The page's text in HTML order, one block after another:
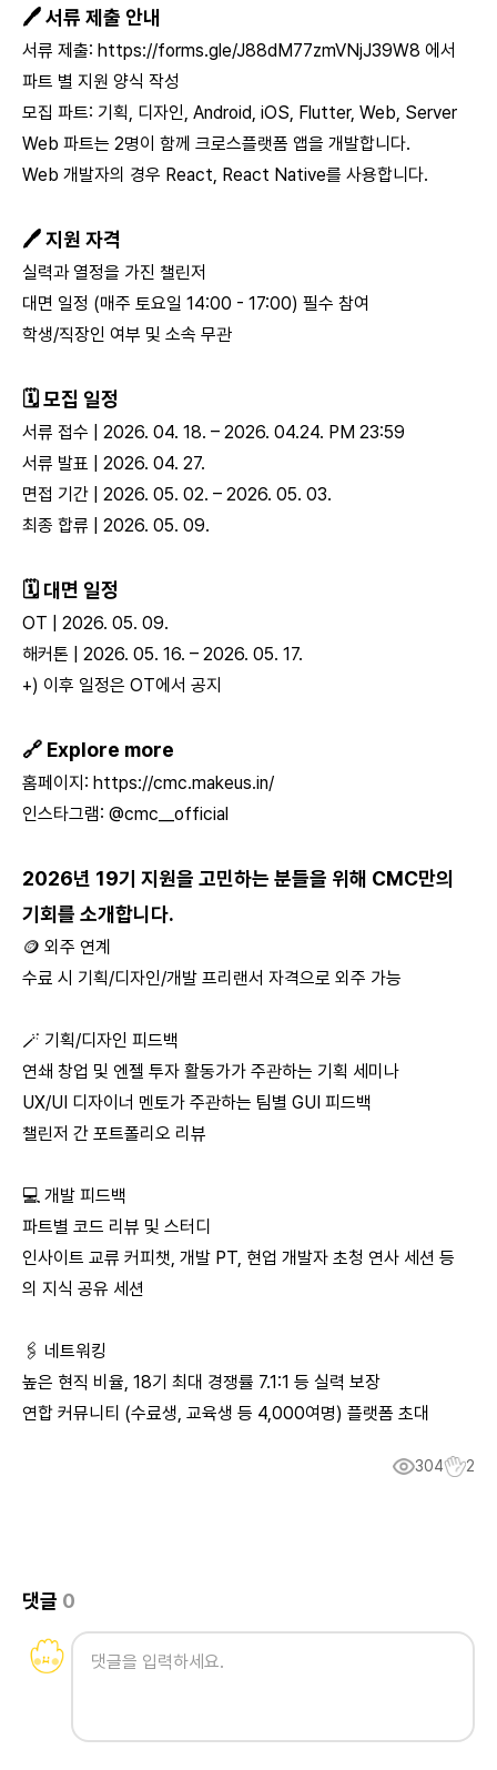
🖊️ 서류 제출 안내
서류 제출: https://forms.gle/J88dM77zmVNjJ39W8 에서
파트 별 지원 양식 작성
모집 파트: 기획, 디자인, Android, iOS, Flutter, Web, Server
Web 파트는 2명이 함께 크로스플랫폼 앱을 개발합니다.
Web 개발자의 경우 React, React Native를 사용합니다.
🖊️ 지원 자격
실력과 열정을 가진 챌린저
대면 일정 (매주 토요일 14:00 - 17:00) 필수 참여
학생/직장인 여부 및 소속 무관
🗓️ 모집 일정
서류 접수 | 2026. 04. 18. – 2026. 04.24. PM 23:59
서류 발표 | 2026. 04. 27.
면접 기간 | 2026. 05. 02. – 2026. 05. 03.
최종 합류 | 2026. 05. 09.
🗓️ 대면 일정
OT | 2026. 05. 09.
해커톤 | 2026. 05. 16. – 2026. 05. 17.
+) 이후 일정은 OT에서 공지
🔗 Explore more
홈페이지: https://cmc.makeus.in/
인스타그램: @cmc__official
2026년 19기 지원을 고민하는 분들을 위해 CMC만의
기회를 소개합니다.
🪙 외주 연계
수료 시 기획/디자인/개발 프리랜서 자격으로 외주 가능
🪄 기획/디자인 피드백
연쇄 창업 및 엔젤 투자 활동가가 주관하는 기획 세미나
UX/UI 디자이너 멘토가 주관하는 팀별 GUI 피드백
챌린저 간 포트폴리오 리뷰
💻 개발 피드백
파트별 코드 리뷰 및 스터디
인사이트 교류 커피챗, 개발 PT, 현업 개발자 초청 연사 세션 등
의 지식 공유 세션
🖇️ 네트워킹
높은 현직 비율, 18기 최대 경쟁률 7.1:1 등 실력 보장
연합 커뮤니티 (수료생, 교육생 등 4,000여명) 플랫폼 초대
304 2
댓글 0